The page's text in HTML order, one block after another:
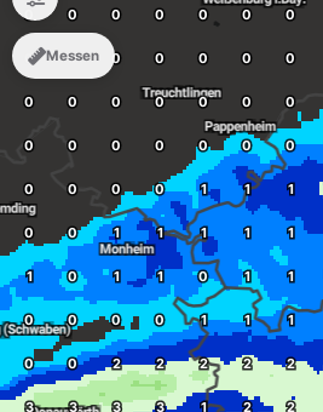
Messen